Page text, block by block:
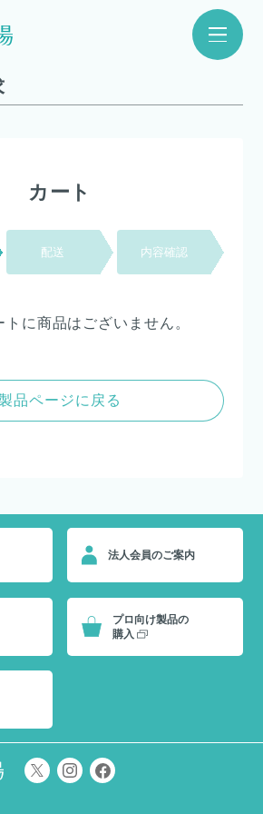
カート
配送 内容確認
トに商品はございません。
品ページに戻る
法人会員のご案内
プロ向け製品の
購入